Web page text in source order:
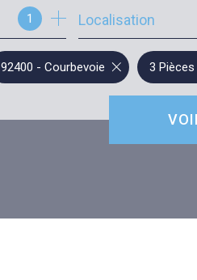
acheter
de l'immo pro
1 Localisation
92400 - Courbevoie 3 Pièces